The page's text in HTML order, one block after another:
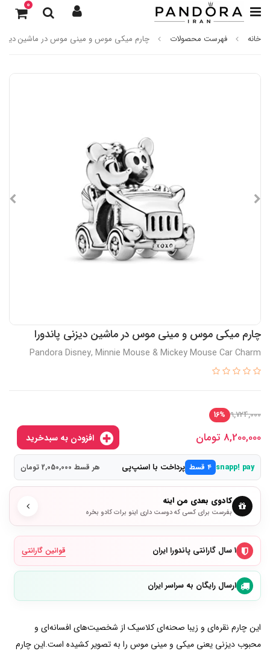
0
خانه فهرست محصولات چارم میکی موس و مینی موس در ماشین دیزنی
چارم میکی موس و مینی موس در ماشین دیزنی پاندورا
Pandora Disney, Minnie Mouse & Mickey Mouse Car Charm
9,724,000
16%
8,200,000 تومان
snapp! pay ۴ قسط پرداخت با اسنپ‌پی هر قسط 2,050,000 تومان
کادوی بعدی من اینه
بفرست برای کسی که دوست داری اینو برات کادو بخره
۱ سال گارانتی پاندورا ایران قوانین گارانتی
ارسال رایگان به سراسر ایران
این چارم نقره‌ای و زیبا صحنه‌ای کلاسیک از شخصیت‌های افسانه‌ای و
محبوب دیزنی یعنی میکی و مینی موس را به تصویر کشیده است.این چارم